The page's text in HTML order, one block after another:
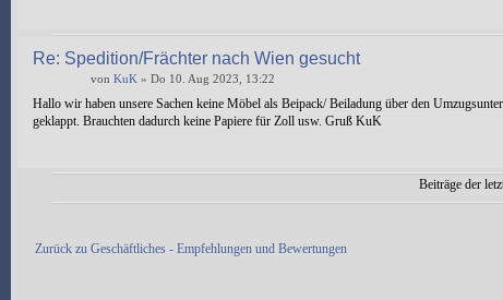
Re: Spedition/Frächter nach Wien gesucht
von KuK » Do 10. Aug 2023, 13:22
Hallo wir haben unsere Sachen keine Möbel als Beipack/ Beiladung über den
geklappt. Brauchten dadurch keine Papiere für Zoll usw. Gruß KuK
Beiträge der
Zurück zu Geschäftliches - Empfehlungen und Bewertungen